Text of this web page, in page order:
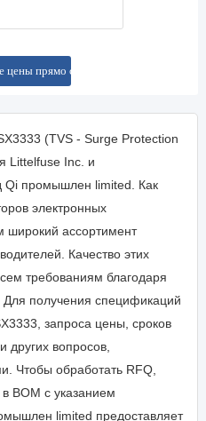
(TVS - Surge Protection
Littelfuse Inc. и
Qi промышлен limited. Как
электронных
широкий ассортимент
Качество этих
требованиям благодаря
Для получения спецификаций
запроса цены, сроков
других вопросов,
Чтобы обработать RFQ,
BOM с указанием
limited предоставляет